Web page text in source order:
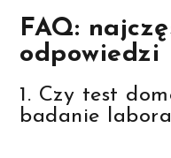
FAQ:
odpowiedzi
1. Czy test
badanie